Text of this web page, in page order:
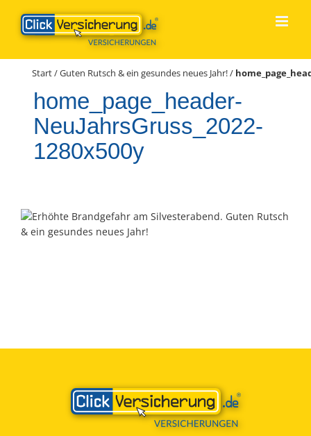
Inhalt
springen
Start/Guten Rutsch & ein gesundes neues Jahr!/
home_page_header-
NeuJahrsGruss_2022-
1280x500y